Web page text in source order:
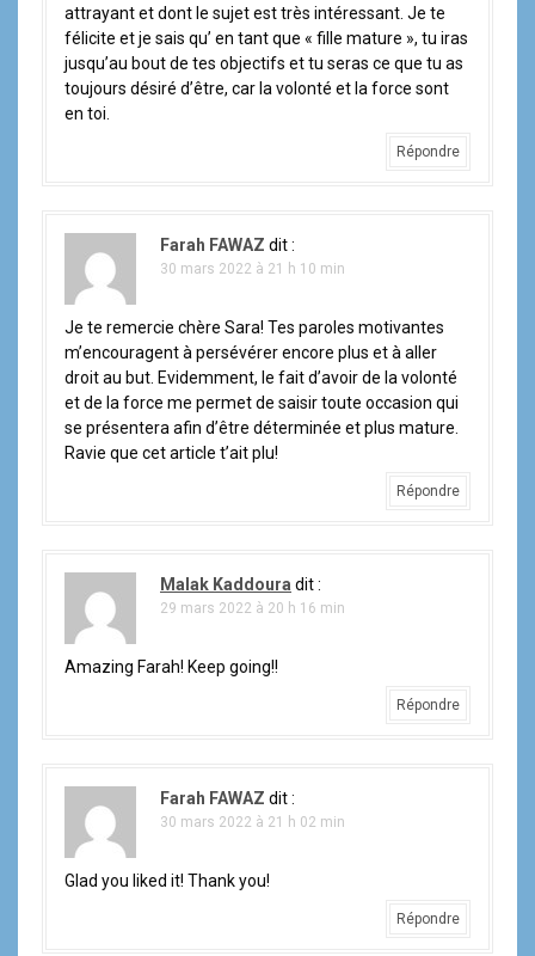
attrayant et dont le sujet est très intéressant. Je te
félicite et je sais qu’ en tant que « fille mature », tu iras
jusqu’au bout de tes objectifs et tu seras ce que tu as
toujours désiré d’être, car la volonté et la force sont
en toi.
Répondre
Farah FAWAZ dit :
30 mars 2022 à 21 h 10 min
Je te remercie chère Sara! Tes paroles motivantes
m’encouragent à persévérer encore plus et à aller
droit au but. Evidemment, le fait d’avoir de la volonté
et de la force me permet de saisir toute occasion qui
se présentera afin d’être déterminée et plus mature.
Ravie que cet article t’ait plu!
Répondre
Malak Kaddoura dit :
29 mars 2022 à 20 h 16 min
Amazing Farah! Keep going!!
Répondre
Farah FAWAZ dit :
30 mars 2022 à 21 h 02 min
Glad you liked it! Thank you!
Répondre